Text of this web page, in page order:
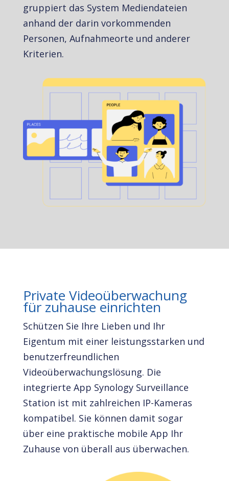
gruppiert das System Mediendateien
anhand der darin vorkommenden
Personen, Aufnahmeorte und anderer
Kriterien.
Private Videoüberwachung
für zuhause einrichten
Schützen Sie Ihre Lieben und Ihr
Eigentum mit einer leistungsstarken und
benutzerfreundlichen
Videoüberwachungslösung. Die
integrierte App Synology Surveillance
Station ist mit zahlreichen IP-Kameras
kompatibel. Sie können damit sogar
über eine praktische mobile App Ihr
Zuhause von überall aus überwachen.